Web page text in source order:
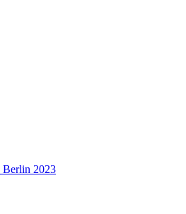
Berlin 2023